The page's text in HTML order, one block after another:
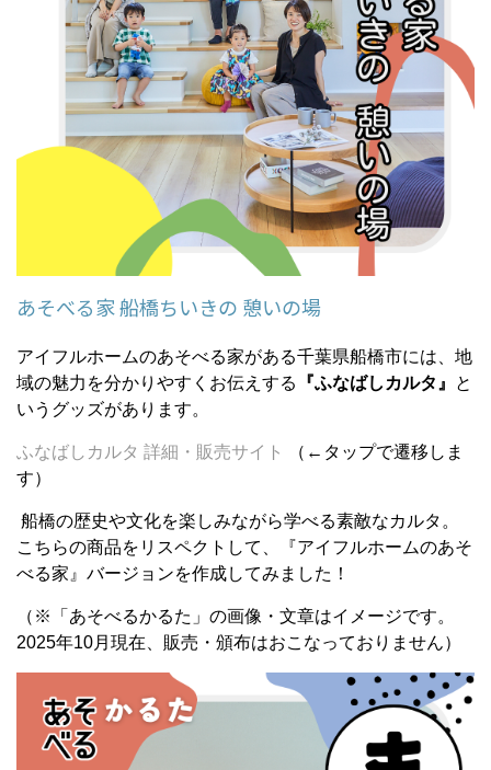
あそべる家 船橋ちいきの 憩いの場
アイフルホームのあそべる家がある千葉県船橋市には、地
域の魅力を分かりやすくお伝えする
『ふなばしカルタ』
と
いうグッズがあります。
ふなばしカルタ 詳細・販売サイト
（←タップで遷移しま
す）
船橋の歴史や文化を楽しみながら学べる素敵なカルタ。
こちらの商品をリスペクトして、『アイフルホームのあそ
べる家』バージョンを作成してみました！
（※「あそべるかるた」の画像・文章はイメージです。
2025年10月現在、販売・頒布はおこなっておりません）